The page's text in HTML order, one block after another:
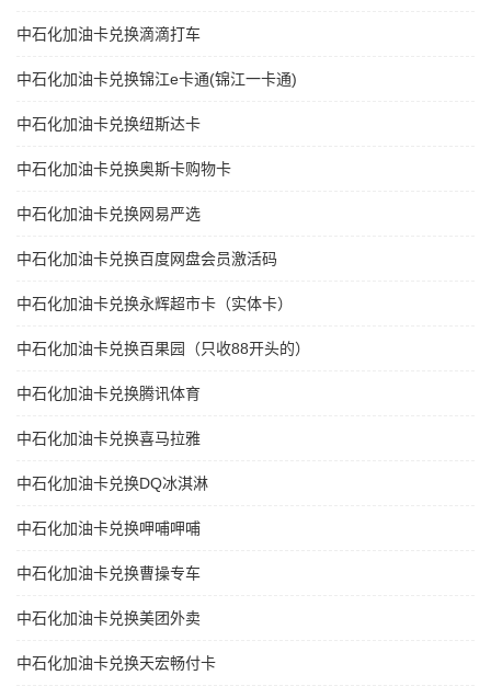
中石化加油卡兑换滴滴打车
中石化加油卡兑换锦江e卡通(锦江一卡通)
中石化加油卡兑换纽斯达卡
中石化加油卡兑换奥斯卡购物卡
中石化加油卡兑换网易严选
中石化加油卡兑换百度网盘会员激活码
中石化加油卡兑换永辉超市卡（实体卡）
中石化加油卡兑换百果园（只收88开头的）
中石化加油卡兑换腾讯体育
中石化加油卡兑换喜马拉雅
中石化加油卡兑换DQ冰淇淋
中石化加油卡兑换呷哺呷哺
中石化加油卡兑换曹操专车
中石化加油卡兑换美团外卖
中石化加油卡兑换天宏畅付卡